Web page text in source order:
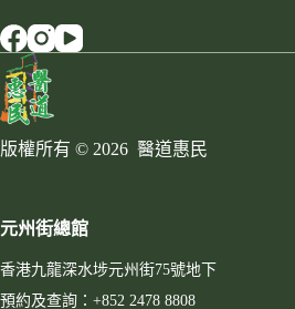
版權所有 © 2026 醫道惠民
元州街總館
香港九龍深水埗元州街75號地下
預約及查詢：+852 2478 8808